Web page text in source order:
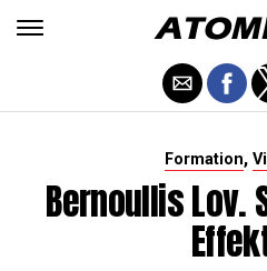
Formation,
Bernoullis Lov.